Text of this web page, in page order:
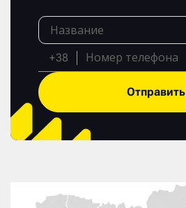
+38
Отправить